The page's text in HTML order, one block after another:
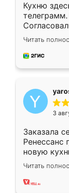
Кухню
недели
довольны
мебель за
Читать
3
Заказала
Ренессанс
новую
вполне
два года,
Читать